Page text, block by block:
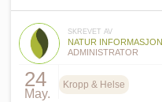
SKREVET AV
NATUR INFORMASJON
ADMINISTRATOR
24
May.
Kropp & Helse